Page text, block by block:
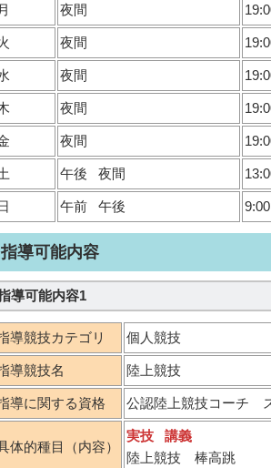
月 夜間
夜間
夜間
夜間
夜間
午後 夜間
午前 午後
指導可能内容
導可能内容1
導競技カテゴリ 個人競技
導競技名 陸上競技
導に関する資格 公認陸上競技コーチ
体的種目（内容）
実技
講義
陸上競技 棒高跳